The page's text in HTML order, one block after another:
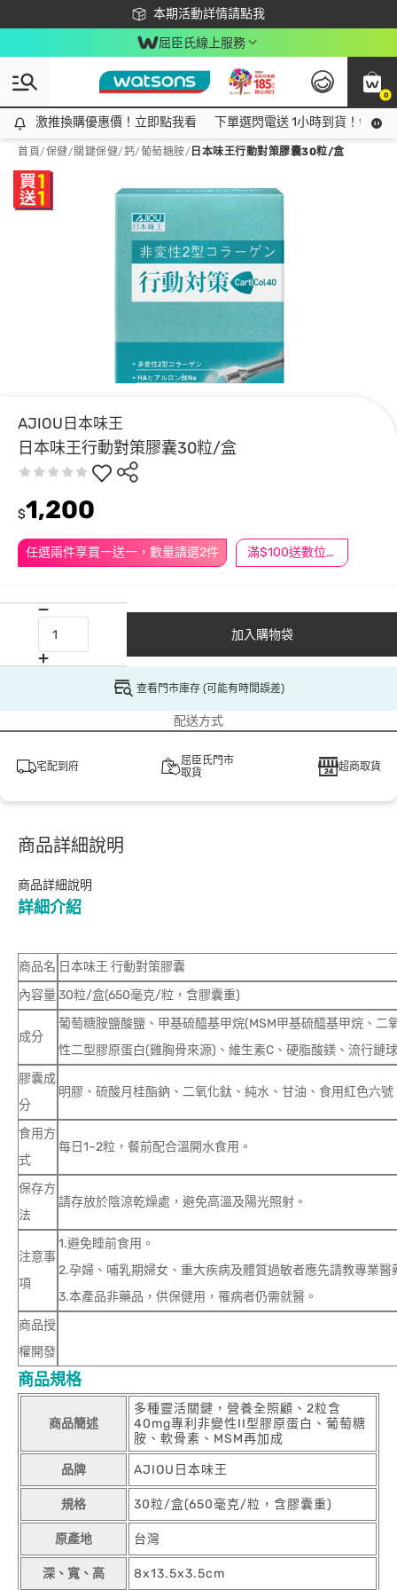
本期活動詳情請點我
下載app最高回饋$350
屈臣氏線上服務
0
激推換購優惠價！立即點我看
激推換購優惠價！立即點我看 下單選閃電送 1小時到貨！領神
首頁/保健/ 關鍵保健/鈣/葡萄糖胺/ 日本味王行動對策膠囊30粒/盒
AJIOU日本味王
日本味王行動對策膠囊30粒/盒
任選兩件享買一送一，數量請選2件 滿$100送數位印花
$1,200
加入購物袋
查看門市庫存 (可能有時間誤差)
配送方式
宅配到府
屈臣氏門市
取貨
超商取貨
商品詳細說明
商品詳細說明
詳細介紹
商品名 日本味王 行動對策膠囊
內容量30粒/盒(650毫克/粒，含膠囊重)
成分
葡萄糖胺鹽酸鹽、甲基硫醯基甲烷(MSM甲基硫醯基甲烷、
性二型膠原蛋白(雞胸骨來源)、維生素C、硬脂酸鎂、流行鏈
膠囊成
分
明膠、硫酸月桂酯鈉、二氧化鈦、純水、甘油、食用紅色六
食用方
式
每日1~2粒，餐前配合溫開水食用。
保存方
法
請存放於陰涼乾燥處，避免高溫及陽光照射。
注意事
項
1.避免睡前食用。
2.孕婦、哺乳期婦女、重大疾病及體質過敏者應先請教專業醫
3.本產品非藥品，供保健用，罹病者仍需就醫。
商品授
權開發
商品規格
商品簡述
多種靈活關鍵，營養全照顧、2粒含
40mg專利非變性II型膠原蛋白、葡萄糖
胺、軟骨素、MSM再加成
品牌 AJIOU日本味王
規格 30粒/盒(650毫克/粒，含膠囊重)
原產地 台灣
深、寬、高 8x13.5x3.5cm